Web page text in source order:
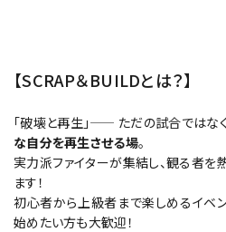
【SCRAP＆BUILDとは？】
「破壊と再生」—— ただの試合ではな
な自分を再生させる場。
実力派ファイターが集結し、観る者
ます！
初心者から上級者まで楽しめるイベ
始めたい方も大歓迎！